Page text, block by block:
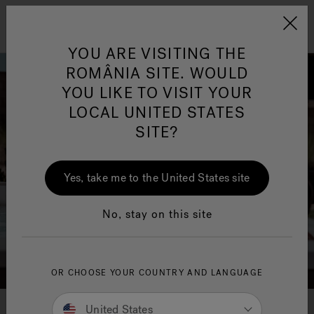
Jacuzzi&reg; EMEA
Sensational Wellness™
YOU ARE VISITING THE
ROMÂNIA SITE. WOULD
YOU LIKE TO VISIT YOUR
LOCAL UNITED STATES
SITE?
Yes, take me to the United States site
No, stay on this site
OR CHOOSE YOUR COUNTRY AND LANGUAGE
United States